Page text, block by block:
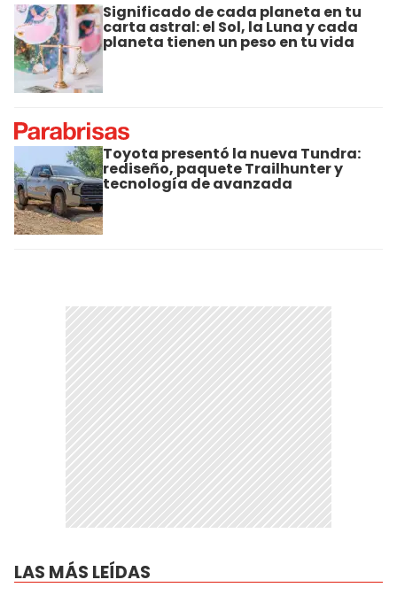
Significado de cada planeta en tu
carta astral: el Sol, la Luna y cada
planeta tienen un peso en tu vida
Toyota presentó la nueva Tundra:
rediseño, paquete Trailhunter y
tecnología de avanzada
LAS MÁS LEÍDAS